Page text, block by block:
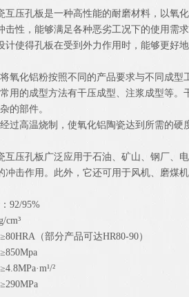
互压孔板是一种高性能的耐磨材料，以氧
击性，能够满足各种恶劣工况下的使用需
计使得孔板在受到外力作用时，能够更好
氧化铝粉按照不同的产品要求与不同成型
用的成型方法有干压成型、注浆成型等
的部件。
过高温烧制，使氧化铝陶瓷达到所需的硬
互压孔板广泛应用于石油、矿山、钢厂、
冲击作用。此外，它还可用于风机、磨煤
92/95%
cm³
（部分产品可达HR80-90）
²